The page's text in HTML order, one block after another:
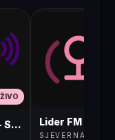
Skopje, Mcedonia
Lider FM 107,4
SJEVERNA